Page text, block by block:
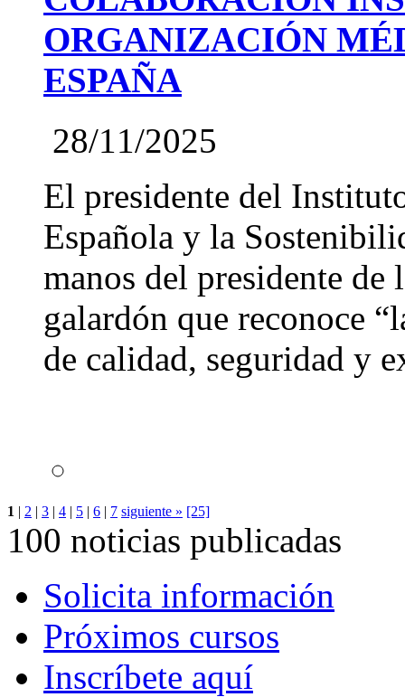
ORGANIZACIÓN
ESPAÑA
28/11/2025
El presidente del
Española y la
manos del presidente de
galardón que reconoce
de calidad, seguridad y
1 | 2 | 3 | 4 | 5 | 6 | 7 siguiente » [25]
100 noticias publicadas
Solicita información
Próximos cursos
Inscríbete aquí